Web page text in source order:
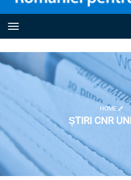
Toggle navigation
HOME
ȘTIRI CNR